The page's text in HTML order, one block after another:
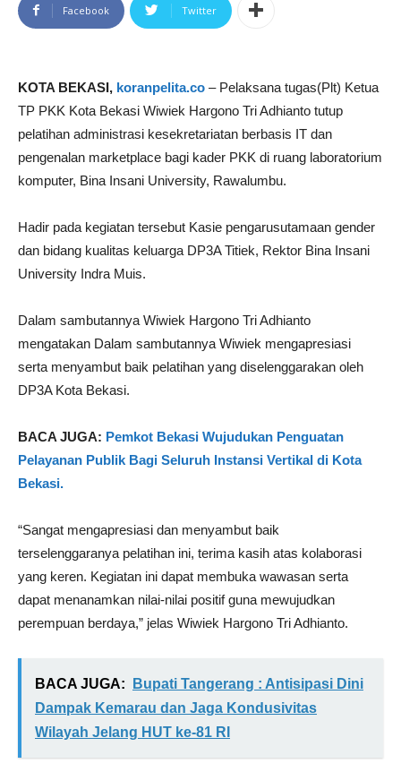
Facebook Twitter
KOTA BEKASI, koranpelita.co – Pelaksana tugas(Plt) Ketua
TP PKK Kota Bekasi Wiwiek Hargono Tri Adhianto tutup
pelatihan administrasi kesekretariatan berbasis IT dan
pengenalan marketplace bagi kader PKK di ruang laboratorium
komputer, Bina Insani University, Rawalumbu.
Hadir pada kegiatan tersebut Kasie pengarusutamaan gender
dan bidang kualitas keluarga DP3A Titiek, Rektor Bina Insani
University Indra Muis.
Dalam sambutannya Wiwiek Hargono Tri Adhianto
mengatakan Dalam sambutannya Wiwiek mengapresiasi
serta menyambut baik pelatihan yang diselenggarakan oleh
DP3A Kota Bekasi.
BACA JUGA: Pemkot Bekasi Wujudukan Penguatan
Pelayanan Publik Bagi Seluruh Instansi Vertikal di Kota
Bekasi.
“Sangat mengapresiasi dan menyambut baik
terselenggaranya pelatihan ini, terima kasih atas kolaborasi
yang keren. Kegiatan ini dapat membuka wawasan serta
dapat menanamkan nilai-nilai positif guna mewujudkan
perempuan berdaya,” jelas Wiwiek Hargono Tri Adhianto.
BACA JUGA:
Bupati Tangerang : Antisipasi Dini
Dampak Kemarau dan Jaga Kondusivitas
Wilayah Jelang HUT ke-81 RI